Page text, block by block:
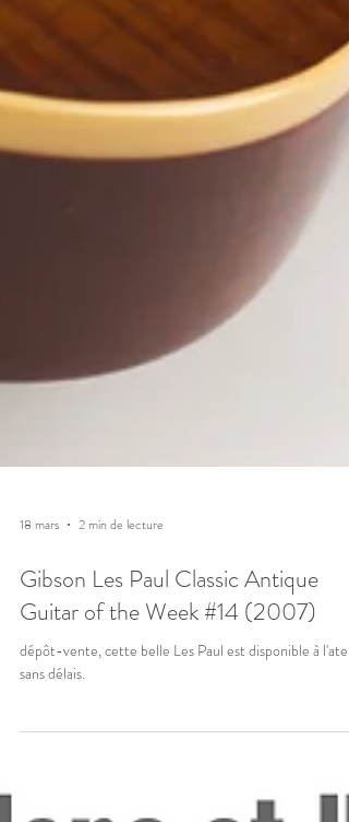
18 mars 2 min de lecture
Gibson Les Paul Classic Antique
Guitar of the Week #14 (2007)
sans délais.